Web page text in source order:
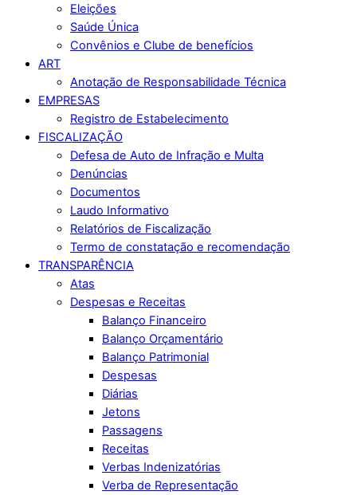
Eleições
Saúde Única
Convênios e Clube de benefícios
ART
Anotação de Responsabilidade Técnica
EMPRESAS
Registro de Estabelecimento
FISCALIZAÇÃO
Defesa de Auto de Infração e Multa
Denúncias
Documentos
Laudo Informativo
Relatórios de Fiscalização
Termo de constatação e recomendação
TRANSPARÊNCIA
Atas
Despesas e Receitas
Balanço Financeiro
Balanço Orçamentário
Balanço Patrimonial
Despesas
Diárias
Jetons
Passagens
Receitas
Verbas Indenizatórias
Verba de Representação